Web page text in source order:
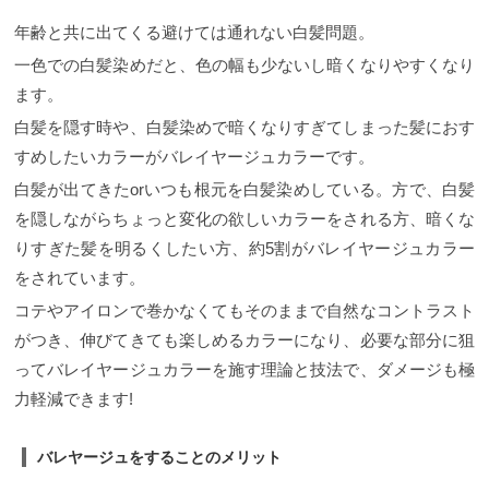
ウンがオススメ！ 季節問わず人気のショートカラー
です！ ベージュをベースに黄色味を抑えてくれるブ
ラウンと透明感の出るアッシュを少しプラスする事
に見えやすい色ですが、ツヤ感は綺麗に出てパサツ
キを気にされる方には2023年に是非お勧めしたい色
です！ 目ギリギリのショートスタイルはアッシュベ
ュ ヘアカタの詳細はこちら 新規でご来店のお客様
は10%OFF カット＋カラー（シャンプー＆ブロー
ちら⇩お電話でのお問い合わせでは、"ホームページ
03−6427−4952くすみ感のある暖色系も2023年にお
すすめ！ くすみ感・透明感のある色味は寒色系だけ
ではありません！ 暖色系（レッド・ピンク・オレン
ジ）のショートカラーも人気です！ バイオレットが
けて柔らかく見えるのがおしゃれ度高めでヘアカラ
ーとの相性もバッチリ！ より可愛らしさが引き立ち
年齢と共に出てくる避けては通れない白髪問題。
一色での白髪染めだと、色の幅も少ないし暗くなりやすくなり
ます。
白髪を隠す時や、白髪染めで暗くなりすぎてしまった髪におす
すめしたいカラーがバレイヤージュカラーです。
白髪が出てきたorいつも根元を白髪染めしている。方で、白髪
を隠しながらちょっと変化の欲しいカラーをされる方、暗くな
りすぎた髪を明るくしたい方、約5割がバレイヤージュカラー
をされています。
コテやアイロンで巻かなくてもそのままで自然なコントラスト
がつき、伸びてきても楽しめるカラーになり、必要な部分に狙
ってバレイヤージュカラーを施す理論と技法で、ダメージも極
力軽減できます!
バレヤージュをすることのメリット